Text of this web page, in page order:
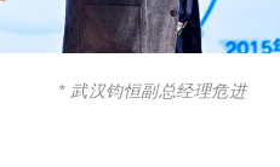
裁戴智杰先生
* 武汉钧恒副总经理危进